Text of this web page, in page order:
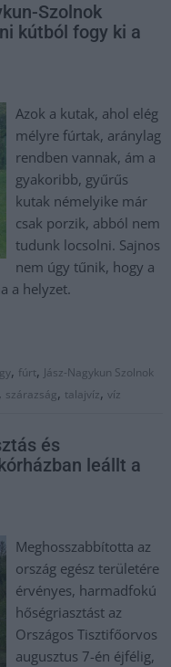
Szolnok
kútból fogy ki a
Azok a kutak, ahol elég
mélyre fúrtak, aránylag
rendben vannak, ám a
gyakoribb, gyűrűs
kutak némelyike már
csak porzik, abból nem
tudunk locsolni. Sajnos
nem úgy tűnik, hogy a
a helyzet.
, fúrt, Jász-Nagykun Szolnok
, szárazság, talajvíz,víz
és
leállt a
Meghosszabbította az
ország egész területére
érvényes, harmadfokú
hőségriasztást az
Országos Tisztifőorvos
augusztus 7-én éjfélig,